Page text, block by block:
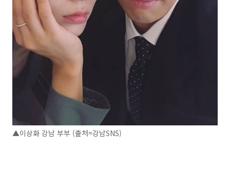
▲이상화 강남 부부 (출처=강남SNS)